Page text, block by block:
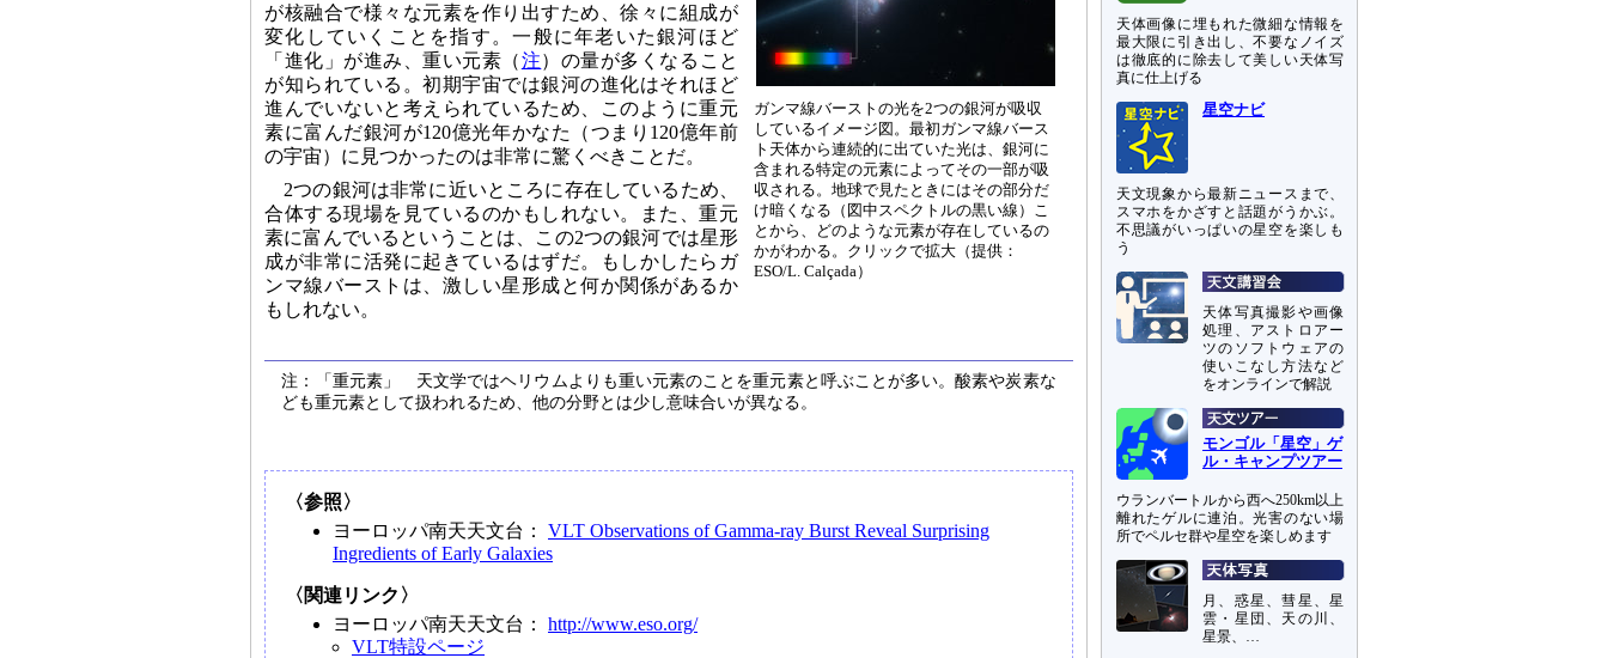
ガンマ線バーストの光を2つの銀河が吸収
しているイメージ図。最初ガンマ線バース
ト天体から連続的に出ていた光は、銀河に
含まれる特定の元素によってその一部が吸
収される。地球で見たときにはその部分だ
け暗くなる（図中スペクトルの黒い線）こ
とから、どのような元素が存在しているの
かがわかる。クリックで拡大（提供：
ESO/L. Calçada）
が核融合で様々な元素を作り出すため、徐々に組成が
変化していくことを指す。一般に年老いた銀河ほど
「進化」が進み、重い元素（注）の量が多くなること
が知られている。初期宇宙では銀河の進化はそれほど
進んでいないと考えられているため、このように重元
素に富んだ銀河が120億光年かなた（つまり120億年前
の宇宙）に見つかったのは非常に驚くべきことだ。
2つの銀河は非常に近いところに存在しているため、
合体する現場を見ているのかもしれない。また、重元
素に富んでいるということは、この2つの銀河では星形
成が非常に活発に起きているはずだ。もしかしたらガ
ンマ線バーストは、激しい星形成と何か関係があるか
もしれない。
注：「重元素」 天文学ではヘリウムよりも重い元素のことを重元素と呼ぶことが多い。酸素や炭素な
ども重元素として扱われるため、他の分野とは少し意味合いが異なる。
〈参照〉
ヨーロッパ南天天文台： VLT Observations of Gamma-ray Burst Reveal Surprising
Ingredients of Early Galaxies
〈関連リンク〉
ヨーロッパ南天天文台： http://www.eso.org/
VLT特設ページ
天体画像に埋もれた微細な情報を
最大限に引き出し、不要なノイズ
は徹底的に除去して美しい天体写
真に仕上げる
星空ナビ
天文現象から最新ニュースまで、
スマホをかざすと話題がうかぶ。
不思議がいっぱいの星空を楽しも
う
天体写真撮影や画像
処理、アストロアー
ツのソフトウェアの
使いこなし方法など
をオンラインで解説
モンゴル「星空」ゲ
ル・キャンプツアー
ウランバートルから西へ250km以上
離れたゲルに連泊。光害のない場
所でペルセ群や星空を楽しめます
月、惑星、彗星、星
雲・星団、天の川、
星景、…